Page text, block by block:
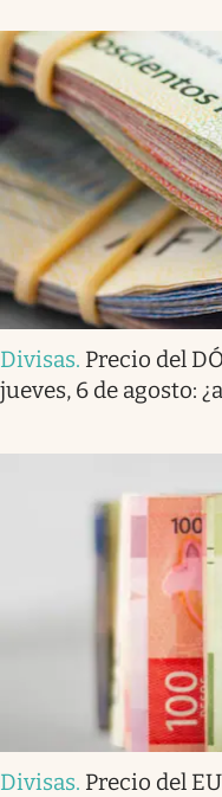
Divisas. Precio del
jueves, 6 de agosto:
Divisas. Precio del